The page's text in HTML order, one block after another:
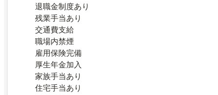
退職金制度あり
残業手当あり
交通費支給
職場内禁煙
雇用保険完備
厚生年金加入
家族手当あり
住宅手当あり